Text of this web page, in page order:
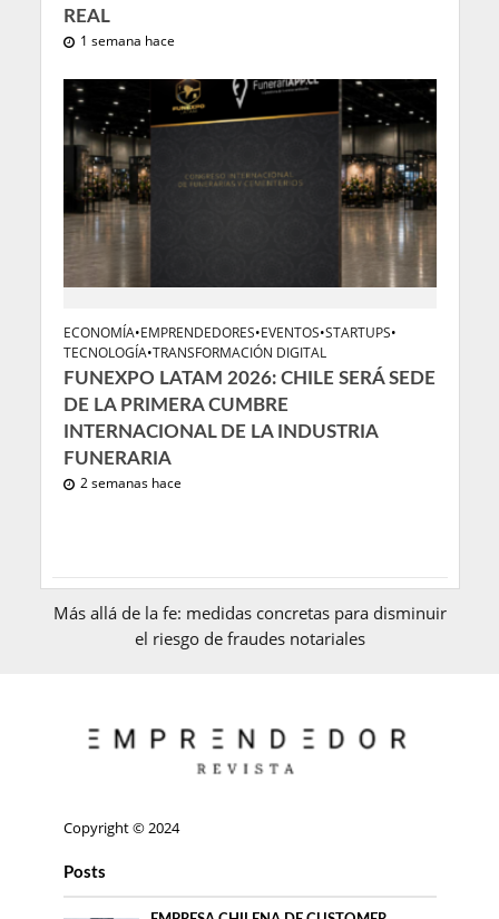
REAL
1 semana hace
ECONOMÍA•EMPRENDEDORES•EVENTOS•STARTUPS•
TECNOLOGÍA•TRANSFORMACIÓN DIGITAL
FUNEXPO LATAM 2026: CHILE SERÁ SEDE
DE LA PRIMERA CUMBRE
INTERNACIONAL DE LA INDUSTRIA
FUNERARIA
2 semanas hace
Más allá de la fe: medidas concretas para disminuir
el riesgo de fraudes notariales
Copyright © 2024
Posts